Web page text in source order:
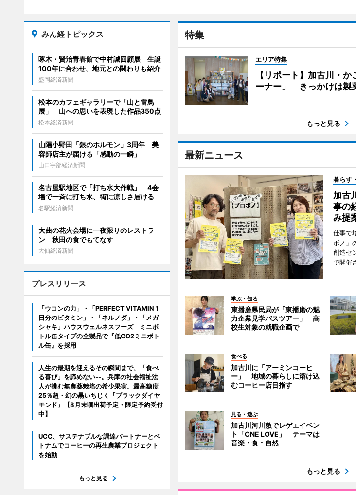
特集
エリア特集
【リポート】加古川・
ーナー」 きっかけは製
もっと見る
最新ニュース
暮らす
加古
事の
み提
仕事で
ボノ」
創造セ
で開催
学ぶ・知る
東播磨県民局が「東播磨の魅
力企業見学バスツアー」 高
校生対象の就職企画で
食べる
加古川に「アーミンコーヒ
ー」 地域の暮らしに溶け込
むコーヒー店目指す
見る・遊ぶ
加古川河川敷でレゲエイベン
ト「ONE LOVE」 テーマは
音楽・食・自然
もっと見る
みん経トピックス
啄木・賢治青春館で中村誠回顧展 生誕
100年に合わせ、地元との関わりも紹介
盛岡経済新聞
松本のカフェギャラリーで「山と雷鳥
展」 山への思いを表現した作品350点
松本経済新聞
山陽小野田「銀のホルモン」3周年 美
容師店主が届ける「感動の一瞬」
山口宇部経済新聞
名古屋駅地区で「打ち水大作戦」 4会
場で一斉に打ち水、街に涼しさ届ける
名駅経済新聞
大曲の花火会場に一夜限りのレストラ
ン 秋田の食でもてなす
大仙経済新聞
プレスリリース
「ウコンの力」・「PERFECT VITAMIN 1
日分のビタミン」・「ネルノダ」・「メガ
シャキ」ハウスウェルネスフーズ ミニボ
トル缶タイプの全製品で『低CO2ミニボト
ル缶』を採用
人生の最期を迎えるその瞬間まで、「食べ
る喜び」を諦めない--。兵庫の社会福祉法
人が挑む無農薬栽培の希少果実。最高糖度
25％超・幻の黒いちじく『ブラックダイヤ
モンド』【8月末頃出荷予定・限定予約受付
中】
UCC、サステナブルな調達パートナーとベ
トナムでコーヒーの再生農業プロジェクト
を始動
もっと見る